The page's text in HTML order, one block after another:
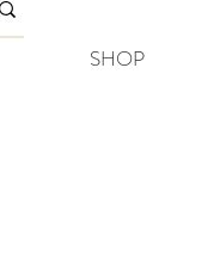
SHOP